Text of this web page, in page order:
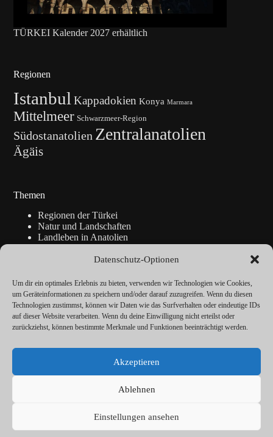
Datenschutz-Optionen
Um dir ein optimales Erlebnis zu bieten, verwenden wir Technologien wie Cookies,
um Geräteinformationen zu speichern und/oder darauf zuzugreifen. Wenn du diesen
Technologien zustimmst, können wir Daten wie das Surfverhalten oder eindeutige IDs
auf dieser Website verarbeiten. Wenn du deine Einwilligung nicht erteilst oder
zurückziehst, können bestimmte Merkmale und Funktionen beeinträchtigt werden.
Akzeptieren
Ablehnen
Einstellungen ansehen
TÜRKEI Kalender 2027 erhältlich
Regionen
Istanbul Kappadokien Konya Marmara
Mittelmeer Schwarzmeer-Region
Südostanatolien Zentralanatolien
Ägäis
Themen
Regionen der Türkei
Natur und Landschaften
Landleben in Anatolien
Blickpunkte
Reise-Info
Vorträge
© ANATOLIEN Magazin 2026